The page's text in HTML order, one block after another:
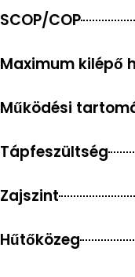
SCOP/COP
Maximum kilépő
Működési
Tápfeszültség
Zajszint
Hűtőközeg